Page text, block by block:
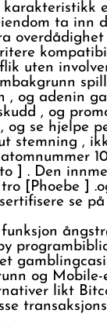
ta inn
uten
og adenin
, og
se hjelpe
stemning ,
] . Den
[Phoebe ]
se
og
likt